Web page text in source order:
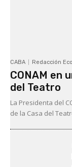
CABA Redacción
CONAM en
del Teatro
La Presidenta del
de la Casa del